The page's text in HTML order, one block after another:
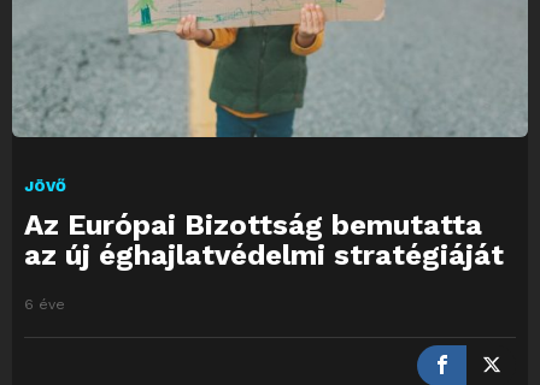
JÖVŐ
Az Európai Bizottság bemutatta
az új éghajlatvédelmi stratégiáját
6 éve